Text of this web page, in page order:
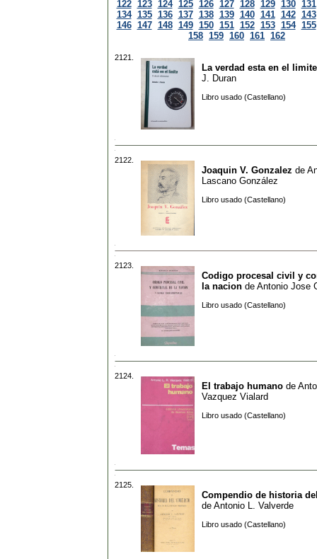
122 123 124 125 126 127 128 129 130 131
134 135 136 137 138 139 140 141 142 143
146 147 148 149 150 151 152 153 154 155
158 159 160 161 162
2121.
La verdad esta en el limite
J. Duran
Libro usado (Castellano)
2122.
Joaquin V. Gonzalez de
Lascano González
Libro usado (Castellano)
2123.
Codigo procesal civil y
la nacion de Antonio Jose
Libro usado (Castellano)
2124.
El trabajo humano de
Vazquez Vialard
Libro usado (Castellano)
2125.
Compendio de historia
de Antonio L. Valverde
Libro usado (Castellano)